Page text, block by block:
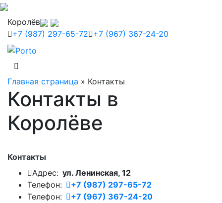
Королёв
+7 (987) 297-65-72 +7 (967) 367-24-20
Главная страница » Контакты
Контакты в
Королёве
Контакты
Адрес: ул. Ленинская, 12
Телефон:
+7 (987) 297-65-72
Телефон:
+7 (967) 367-24-20